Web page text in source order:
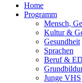
Home
Programm
Mensch,
Kultur &
Gesundheit
Sprachen
Beruf &
Junge VHS